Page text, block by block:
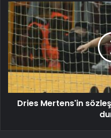
Dries Mertens'in